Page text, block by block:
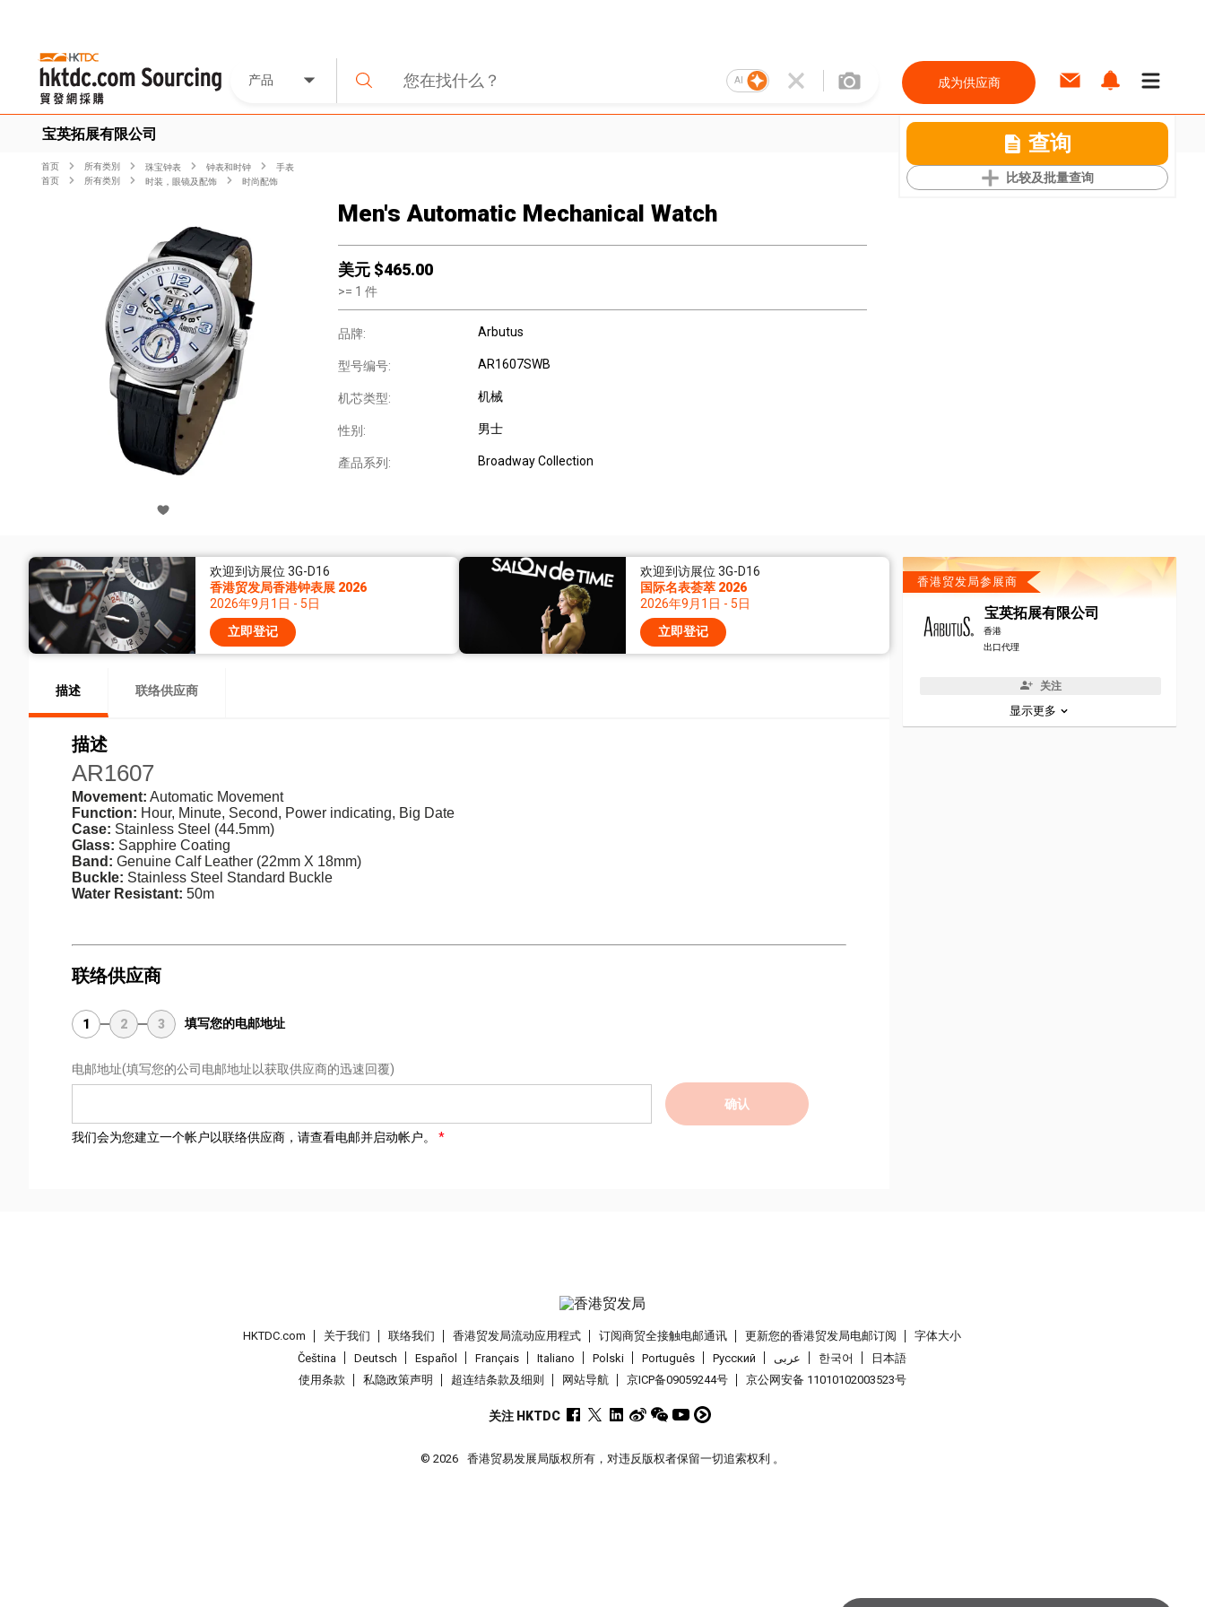
产品 AI 成为供应商
宝英拓展有限公司 查询
比较及批量查询
首页 所有类別 珠宝钟表 钟表和时钟
手表
首页
所有类別 时装，眼镜及配饰 时尚配饰
Men's Automatic Mechanical Watch
美元 $465.00
>= 1 件
品牌: Arbutus
型号编号: AR1607SWB
机芯类型: 机械
性别: 男士
產品系列: Broadway Collection
欢迎到访展位 3G-D16
香港贸发局香港钟表展 2026
2026年9月1日 - 5日
立即登记
欢迎到访展位 3G-D16
国际名表荟萃 2026
2026年9月1日 - 5日
立即登记
描述 联络供应商
描述
AR1607
Movement: Automatic Movement
Function: Hour, Minute, Second, Power indicating, Big Date
Case: Stainless Steel (44.5mm)
Glass: Sapphire Coating
Band: Genuine Calf Leather (22mm X 18mm)
Buckle: Stainless Steel Standard Buckle
Water Resistant: 50m
联络供应商
1 2 3 填写您的电邮地址
电邮地址(填写您的公司电邮地址以获取供应商的迅速回覆)
确认
我们会为您建立一个帐户以联络供应商，请查看电邮并启动帐户。
香港贸发局参展商
宝英拓展有限公司
香港
出口代理
关注
显示更多
HKTDC.com 关于我们 联络我们 香港贸发局流动应用程式 订阅商贸全接触电邮通讯 更新您的香港贸发局电邮订阅
字体大小
Čeština
Deutsch Español Français Italiano Polski Português Pусский عربى 한국어
日本語
使用条款
私隐政策声明 超连结条款及细则 网站导航 京ICP备09059244号 京公网安备 11010102003523号
关注 HKTDC
© 2026 香港贸易发展局版权所有，对违反版权者保留一切追索权利 。